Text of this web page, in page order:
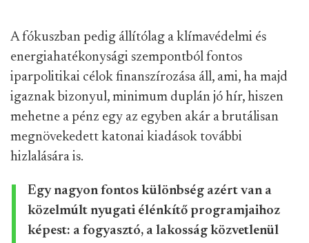
A fókuszban pedig állítólag a klímavédelmi és
energiahatékonysági szempontból fontos
iparpolitikai célok finanszírozása áll, ami, ha majd
igaznak bizonyul, minimum duplán jó hír, hiszen
mehetne a pénz egy az egyben akár a brutálisan
megnövekedett katonai kiadások további
hizlalására is.
Egy nagyon fontos különbség azért van a
közelmúlt nyugati élénkítő programjaihoz
képest: a fogyasztó, a lakosság közvetlenül